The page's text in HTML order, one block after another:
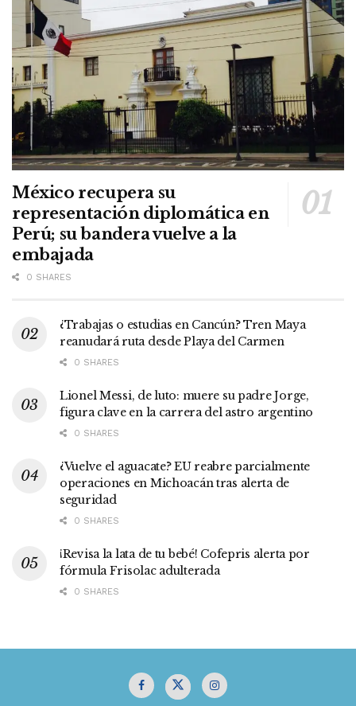
México recupera su
representación diplomática en
Perú; su bandera vuelve a la
embajada
0 SHARES
¿Trabajas o estudias en Cancún? Tren Maya
reanudará ruta desde Playa del Carmen
0 SHARES
Lionel Messi, de luto: muere su padre Jorge,
figura clave en la carrera del astro argentino
0 SHARES
¿Vuelve el aguacate? EU reabre parcialmente
operaciones en Michoacán tras alerta de
seguridad
0 SHARES
¡Revisa la lata de tu bebé! Cofepris alerta por
fórmula Frisolac adulterada
0 SHARES